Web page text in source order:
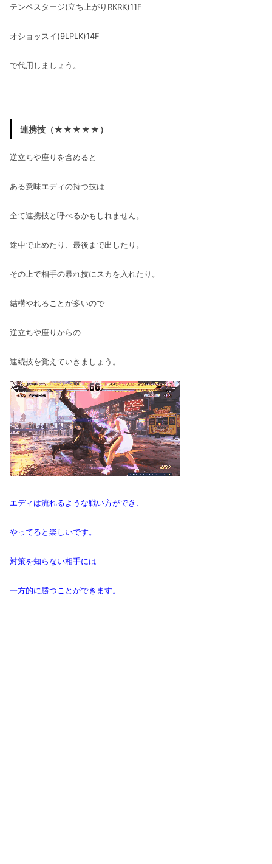
テンペスタージ(立ち上がりRKRK)11F
オショッスイ(9LPLK)14F
で代用しましょう。
連携技（★★★★★）
逆立ちや座りを含めると
ある意味エディの持つ技は
全て連携技と呼べるかもしれません。
途中で止めたり、最後まで出したり。
その上で相手の暴れ技にスカを入れたり。
結構やれることが多いので
逆立ちや座りからの
連続技を覚えていきましょう。
エディは流れるような戦い方ができ、
やってると楽しいです。
対策を知らない相手には
一方的に勝つことができます。